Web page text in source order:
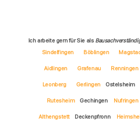
Ich arbeite gern für Sie als
Sindelfingen
Böblingen
Aidlingen Grafenau Renningen
Leonberg Gerlingen Ostelsheim
Rutesheim Gechingen Nufringen
Althengstett Deckenpfronn